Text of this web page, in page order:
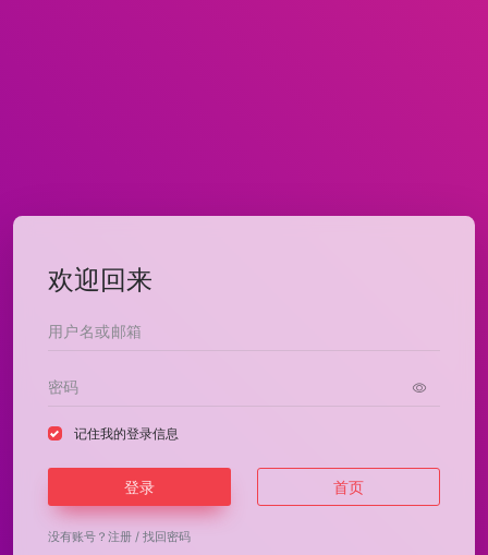
欢迎回来
记住我的登录信息
登录 首页
没有账号？ 注册 / 找回密码